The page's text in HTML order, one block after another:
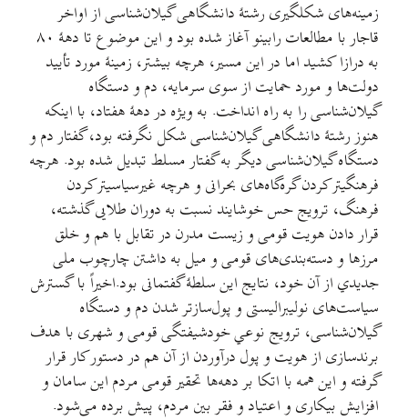
زمینه‌های شکلگیری رشتهٔ دانشگاهی گیلان‌شناسی از اواخر
قاجار با مطالعات رابینو آغاز شده بود و این موضوع تا دههٔ ۸۰
به درازا کشید اما در این مسیر، هرچه بیشتر، زمینهٔ مورد تأیید
دولت‌ها و مورد حمایت از سوی سرمایه، دم و دستگاه
گیلان‌شناسی را به راه انداخت. به ویژه در دههٔ هفتاد، با اینکه
هنوز رشتهٔ دانشگاهی گیلان‌شناسی شکل نگرفته بود، گفتار دم و
دستگاه گیلان‌شناسی دیگر به گفتار مسلط تبدیل شده بود. هرچه
فرهنگیتر کردن گره‌گاه‌های بحرانی و هرچه غیرسیاسیتر کردن
فرهنگ، ترویج حس خوشایند نسبت به دوران طلایی گذشته،
قرار دادن هویت قومی و زیست مدرن در تقابل با هم و خلق
مرزها و دسته‌بندی‌های قومی و میل به داشتن چارچوب ملی
جدیدي از آن خود، نتایج این سلطهٔ گفتمانی بود.اخیراً با گسترش
سیاست‌های نولیبرالیستی و پول‌سازتر شدن دم و دستگاه
گیلان‌شناسی، ترویج نوعي خودشیفتگی قومی و شهری با هدف
برندسازی از هویت و پول درآوردن از آن هم در دستور کار قرار
گرفته و این همه با اتکا بر دهه‌ها تحقیر قومی مردم این سامان و
افزایش بیکاری و اعتیاد و فقر بین مردم، پیش برده می‌شود.